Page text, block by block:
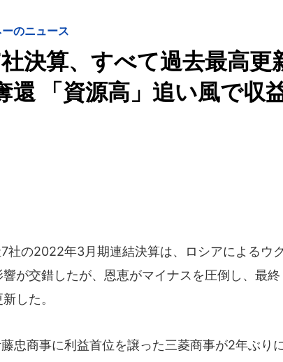
のニュース
決算、すべて過去最高
還 「資源高」追い風で収
社の2022年3月期連結決算は、ロシアによるウ
響が交錯したが、恩恵がマイナスを圧倒し、最
した。
忠商事に利益首位を譲った三菱商事が2年ぶり